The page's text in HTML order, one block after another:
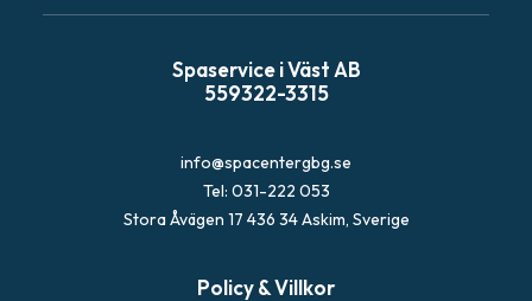
å
Spaservice i Väst AB
559322-3315
info@spacentergbg.se
Tel: 031-222 053
Stora Åvägen 17 436 34 Askim, Sverige
Policy & Villkor